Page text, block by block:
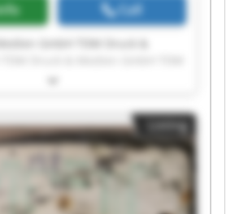
Call
GmbH TDM Druck & Medien
TDM Druck & Medien GmbH TDM
GmbH TDM Druck & Medien
& Medien GmbH TDM Druck &
Druck & Medien GmbH TDM
GmbH TDM Druck & Medien
& Medien GmbH TDM Druck &
Listing